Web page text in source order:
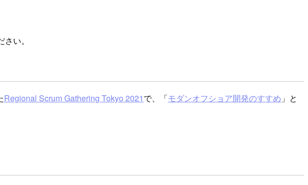
い。
Regional Scrum Gathering Tokyo 2021で、「モダンオフショア開発のすすめ 」と